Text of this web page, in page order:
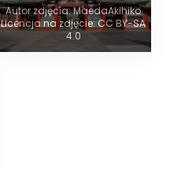
Autor zdjęcia: MaedaAkihiko
Licencja na zdjęcie: CC BY-SA
4.0